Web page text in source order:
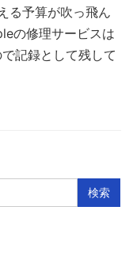
る予算が吹っ飛ん
の修理サービスは
記録として残して